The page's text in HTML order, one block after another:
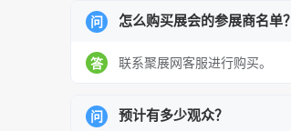
问 怎么购买展会的参展商名单？
答 联系聚展网客服进行购买。
问 预计有多少观众？